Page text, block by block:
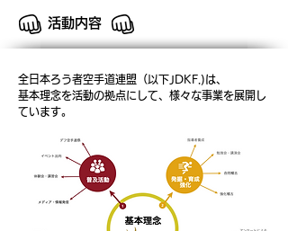
活動内容
全日本ろう者空手道連盟（以下JDKF.)は、
基本理念を活動の拠点にして、様々な事業を展開し
ています。